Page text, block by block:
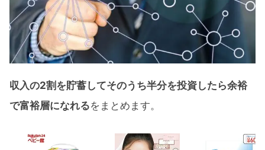
収入の2割を貯蓄してそのうち半分を投資したら余裕
で富裕層になれるをまとめます。